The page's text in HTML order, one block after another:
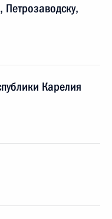
Петрозаводску,
Карелия